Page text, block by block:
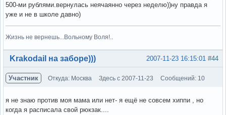
500-ми рублями.вернулась неячаянно через неделю))ну правда я
уже и не в школе давно)
Жизнь не вернешь...Вольному Воля!..
Вне форума #44
2007-11-23 16:15:01
Krakodail на заборе)))
Участник Откуда: Москва Здесь с 2007-11-23 Сообщений: 10
я не знаю против моя мама или нет- я ещё не совсем хиппи , но
когда я расписала свой рюкзак....